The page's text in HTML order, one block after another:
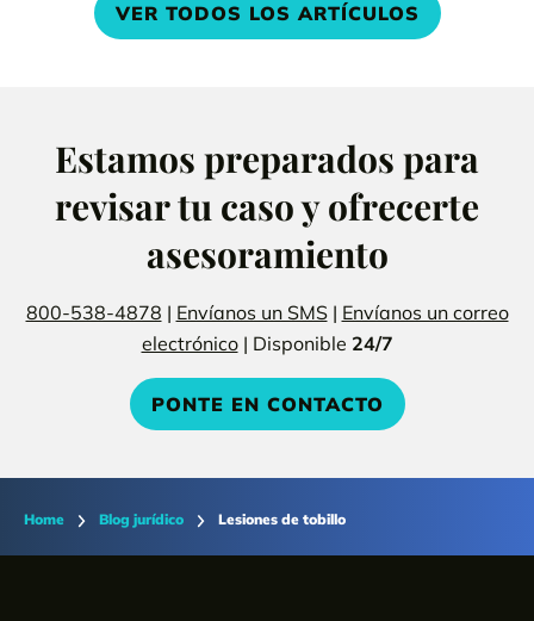
VER TODOS LOS ARTÍCULOS
Estamos preparados para
revisar tu caso y ofrecerte
asesoramiento
800-538-4878 | Envíanos un SMS| Envíanos un correo
electrónico| Disponible 24/7
PONTE EN CONTACTO
Home Blog jurídico Lesiones de tobillo